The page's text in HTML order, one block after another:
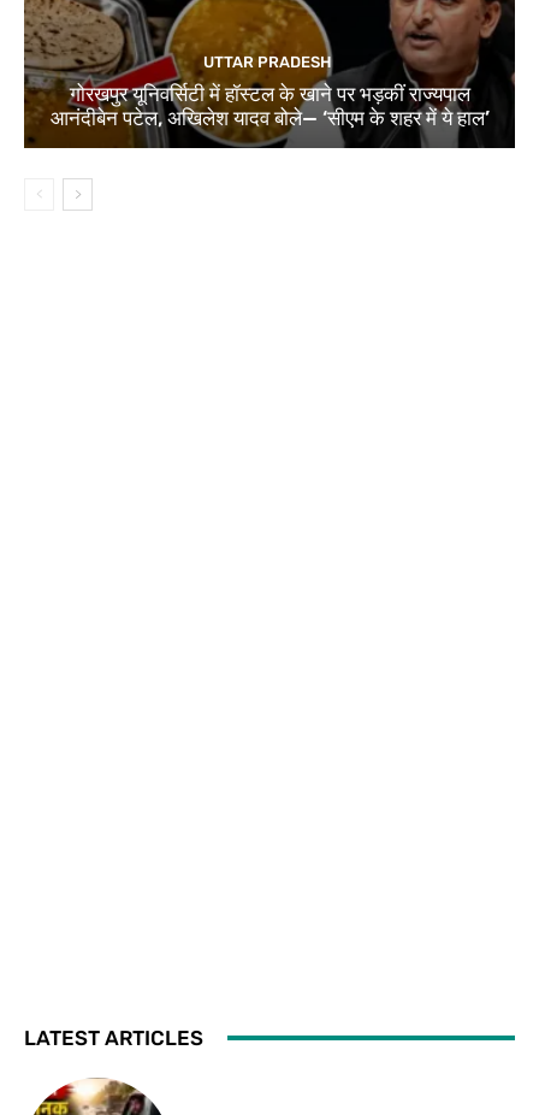
UTTAR PRADESH
गोरखपुर यूनिवर्सिटी में हॉस्टल के खाने पर भड़कीं राज्यपाल
आनंदीबेन पटेल, अखिलेश यादव बोले— ‘सीएम के शहर में ये हाल’
LATEST ARTICLES